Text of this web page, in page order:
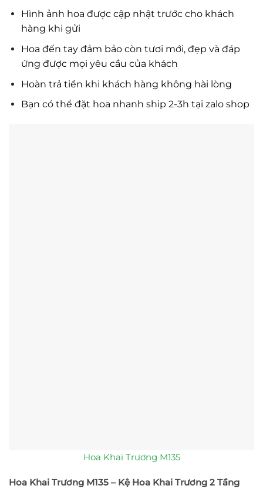
Hình ảnh hoa được cập nhật trước cho khách
hàng khi gửi
Hoa đến tay đảm bảo còn tươi mới, đẹp và đáp
ứng được mọi yêu cầu của khách
Hoàn trả tiền khi khách hàng không hài lòng
Bạn có thể đặt hoa nhanh ship 2-3h tại zalo shop
Hoa Khai Trương M135
Hoa Khai Trương M135 – Kệ Hoa Khai Trương 2 Tầng